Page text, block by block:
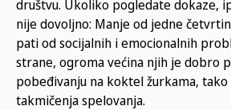
društvu. Ukoliko pogledate dokaze,
nije dovoljno: Manje od jedne
pati od socijalnih i emocionalnih
strane, ogroma većina njih je dobro
pobeđivanju na koktel žurkama, tako
takmičenja spelovanja.